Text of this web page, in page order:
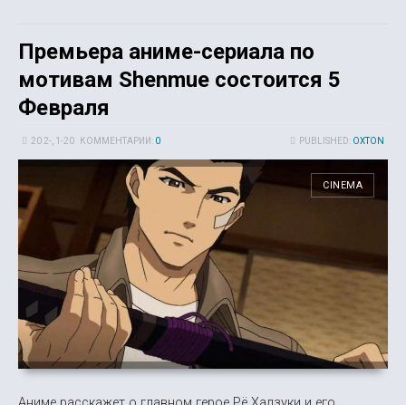
Премьера аниме-сериала по
мотивам Shenmue состоится 5
Февраля
PUBLISHED: OXTON
20 2-, 1-20 КОММЕНТАРИИ: 0
CINEMA